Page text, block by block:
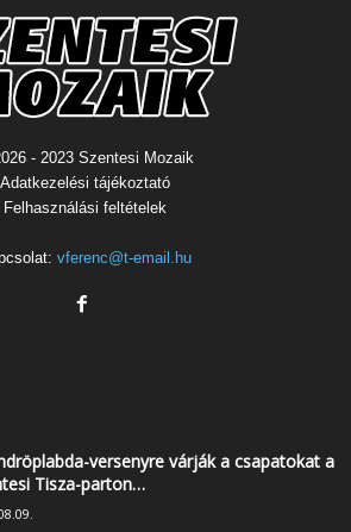
- 2023 Szentesi Mozaik
Adatkezelési tájékoztató
Felhasználási feltételek
vferenc@t-email.hu
versenyre várják a csapatokat a
Tisza-parton…